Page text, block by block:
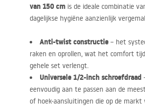
van 150 cm is de ideale combinatie
dagelijkse hygiëne aanzienlijk
Anti-twist constructie – het
raken en oprollen, wat het comfort
gehele set verlengt.
Universele 1/2-inch schroefdraad
eenvoudig aan te passen aan de
of hoek-aansluitingen die op de markt